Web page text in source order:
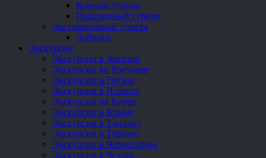
Конный туризм
Пешеходный туризм
Экстремальный туризм
Дайвинг
Экскурсии
Экскурсии в Абхазии
Экскурсии во Вьетнаме
Экскурсии в Грузии
Экскурсии в Израиле
Экскурсии на Кипре
Экскурсии в Крыму
Экскурсии в Таиланд
Экскурсии в Турцию
Экскурсии в Черногорию
Экскурсии в Чехию